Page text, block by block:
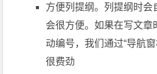
方便列提纲。列提纲时会
会很方便。如果在写文章
动编号，我们通过“导航
很费劲